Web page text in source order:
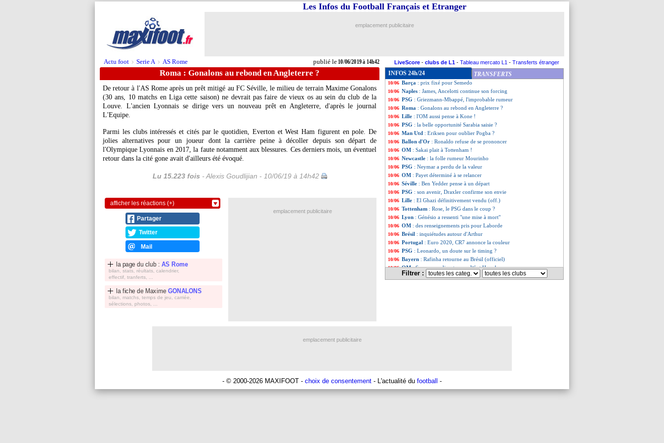
Actu foot > Serie A > AS Rome publié le10/06/2019 à 14h42
Les Infos du Football Français et Etranger
emplacement publicitaire
LiveScore - clubs de L1 - Tableau mercato L1 - Transferts étranger
Roma : Gonalons au rebond en Angleterre ?
De retour à l'AS Rome après un prêt mitigé au FC Séville, le milieu de terrain Maxime Gonalons
(30 ans, 10 matchs en Liga cette saison) ne devrait pas faire de vieux os au sein du club de la
Louve. L'ancien Lyonnais se dirige vers un nouveau prêt en Angleterre, d'après le journal
L'Equipe.
Parmi les clubs intéressés et cités par le quotidien, Everton et West Ham figurent en pole. De
jolies alternatives pour un joueur dont la carrière peine à décoller depuis son départ de
l'Olympique Lyonnais en 2017, la faute notamment aux blessures. Ces derniers mois, un éventuel
retour dans la cité gone avait d'ailleurs été évoqué.
Lu 15.223 fois - Alexis Goudlijian - 10/06/19 à 14h42
afficher les réactions (+)
Partager
Twitter
Mail
la page du club : AS Rome
bilan, stats, réultats, calendrier,
effectif, tranferts, ...
la fiche de Maxime GONALONS
bilan, matchs, temps de jeu, carriée,
sélections, photos, ...
INFOS 24h/24 TRANSFERTS
10/06 PSG: l'OL s'intéresse aussi à Nsoki
10/06 EdF: Mendy au Real, Deschamps confirme
10/06 Portugal : Fernando Santos était aux anges
10/06 OM: Strootman a pourtant l'envie...
10/06 Barça : prix fixé pour Semedo
10/06 Naples : James, Ancelotti continue son forcing
10/06 PSG : Griezmann-Mbappé, l'improbable rumeur
10/06 Roma : Gonalons au rebond en Angleterre ?
10/06 Lille : l'OM aussi pense à Kone !
10/06 PSG : la belle opportunité Sarabia saisie ?
10/06 Man Utd : Eriksen pour oublier Pogba ?
10/06 Ballon d'Or : Ronaldo refuse de se prononcer
10/06 OM : Sakai plait à Tottenham !
10/06 Newcastle : la folle rumeur Mourinho
10/06 PSG : Neymar a perdu de la valeur
10/06 OM : Payet déterminé à se relancer
10/06 Séville : Ben Yedder pense à un départ
10/06 PSG : son avenir, Draxler confirme son envie
10/06 Lille : El Ghazi définitivement vendu (off.)
10/06 Tottenham : Rose, le PSG dans le coup ?
10/06 Lyon : Génésio a ressenti "une mise à mort"
10/06 OM : des renseignements pris pour Laborde
10/06 Brésil : inquiétudes autour d'Arthur
10/06 Portugal : Euro 2020, CR7 annonce la couleur
10/06 PSG : Leonardo, un doute sur le timing ?
10/06 Bayern : Rafinha retourne au Brésil (officiel)
10/06 OM: Sanson, ça discute avec West Ham !
Juve: quand Ronaldo drague de Ligt !
Filtrer :
emplacement publicitaire
emplacement publicitaire
- © 2000-2026 MAXIFOOT - choix de consentement - L'actualité du football -